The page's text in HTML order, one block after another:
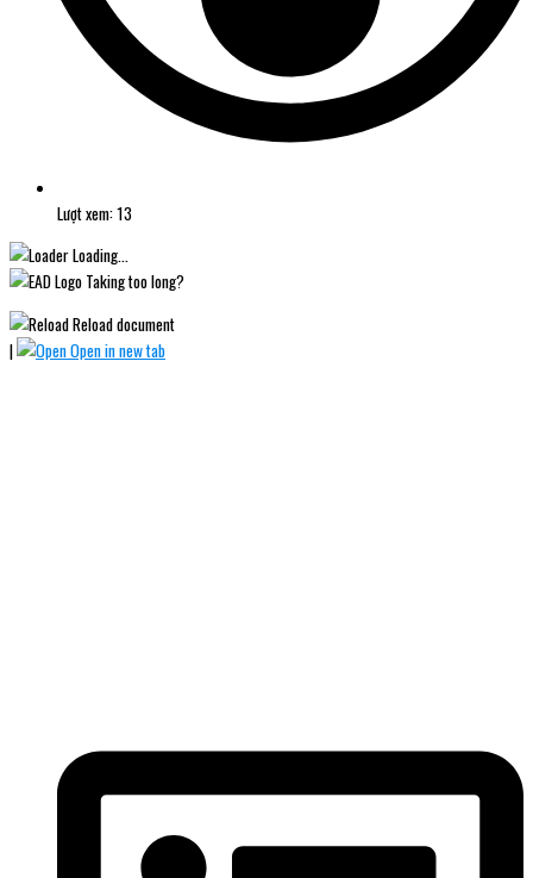
Lượt xem: 13
Loading...
Taking too long?
Reload document
|
Open in new tab